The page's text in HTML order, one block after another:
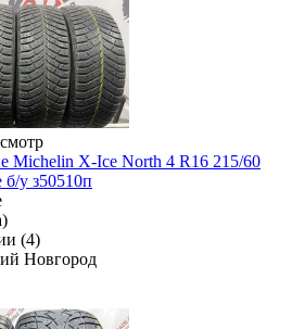
X-Ice North 4 R16 215/60
у з50510п
(4)
Новгород